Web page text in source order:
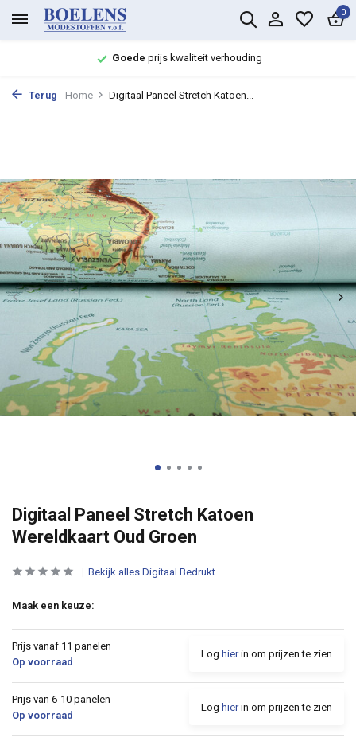
0
Goede prijs kwaliteit verhouding
Terug Home Digitaal Paneel Stretch Katoen...
Digitaal Paneel Stretch Katoen
Wereldkaart Oud Groen
Bekijk alles Digitaal Bedrukt
Maak een keuze:
Prijs vanaf 11 panelen
Op voorraad
Log hierin om prijzen te zien
Prijs van 6-10 panelen
Op voorraad
Log hierin om prijzen te zien